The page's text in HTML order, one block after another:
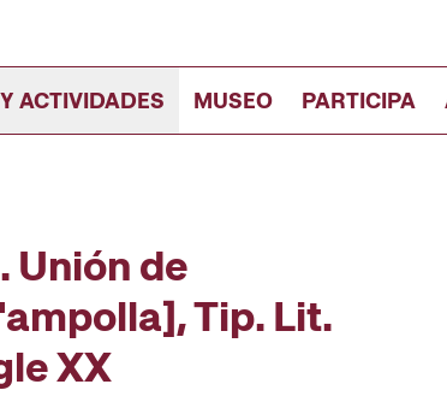
ACTIVIDADES MUSEO PARTICIPA
Unión de
Tip. Lit.
XX